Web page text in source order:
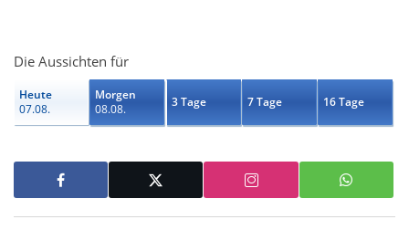
Die Aussichten für
Heute
07.08.
Morgen
08.08.
3 Tage 7 Tage 16 Tage